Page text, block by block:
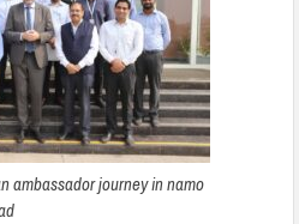
ambassador journey in namo